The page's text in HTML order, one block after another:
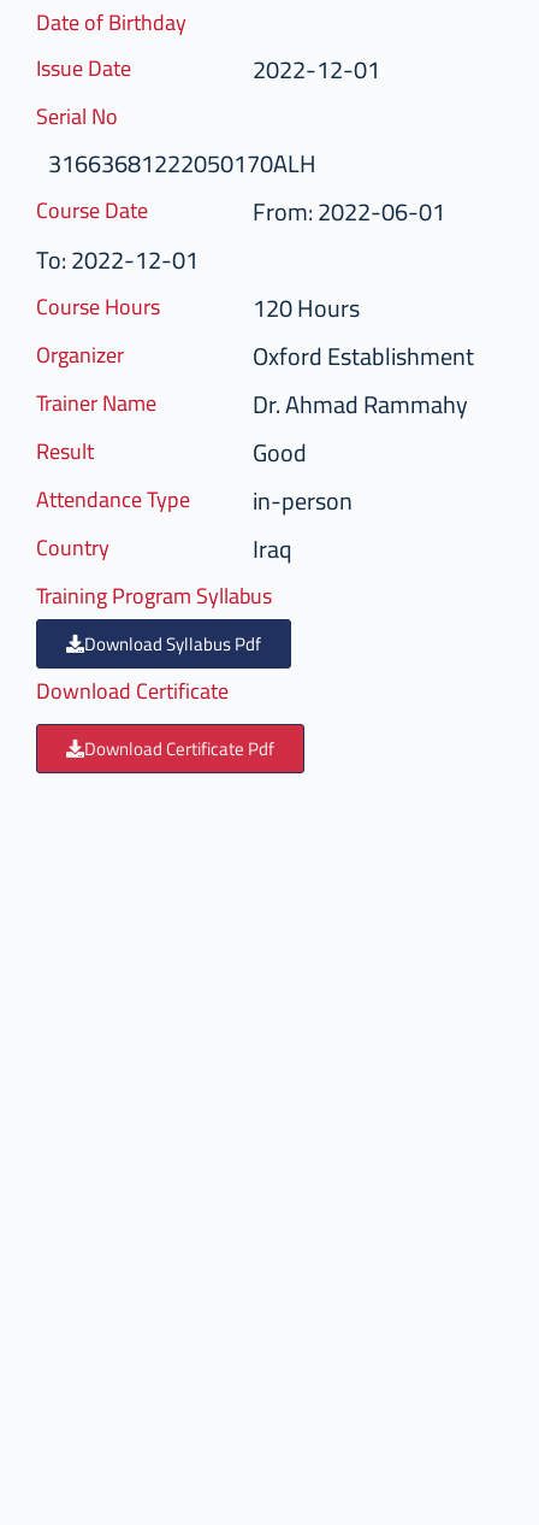
Date of Birthday
Issue Date
2022-12-01
Serial No
31663681222050170ALH
Course Date
From: 2022-06-01
To: 2022-12-01
Course Hours 120 Hours
Organizer Oxford Establishment
Trainer Name Dr. Ahmad Rammahy
Result Good
Attendance Type in-person
Country Iraq
Training Program Syllabus
Download Syllabus Pdf
Download Certificate
Download Certificate Pdf